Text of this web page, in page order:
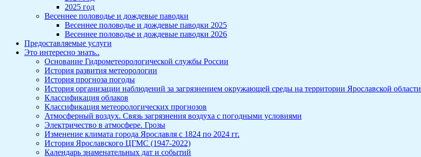
2025 год
Весеннее половодье и дождевые паводки
Весеннее половодье и дождевые паводки 2025
Весеннее половодье и дождевые паводки 2026
Предоставляемые услуги
Это интересно знать..
Основание Гидрометеорологической службы России
История развития метеорологии
История прогноза погоды
История организации наблюдений за загрязнением окружающей среды на территории Ярославской области
Классификация облаков
Классификация метеорологических прогнозов
Атмосферный воздух. Связь загрязнения воздуха с погодными условиями
Электричество в атмосфере. Грозы
Изменение климата города Ярославля с 1824 по 2024 гг.
История Ярославского ЦГМС (1947-2022)
Календарь знаменательных дат и событий